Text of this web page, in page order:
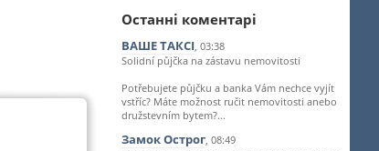
Останні коментарі
ВАШЕ ТАКСІ, 03:38
Solidní půjčka na zástavu nemovitosti
Potřebujete půjčku a banka Vám nechce vyjít
vstříc? Máte možnost ručit nemovitosti anebo
družstevním bytem?...
Замок Острог, 08:49